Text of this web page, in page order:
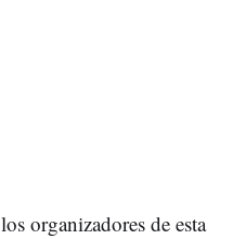
los organizadores de esta